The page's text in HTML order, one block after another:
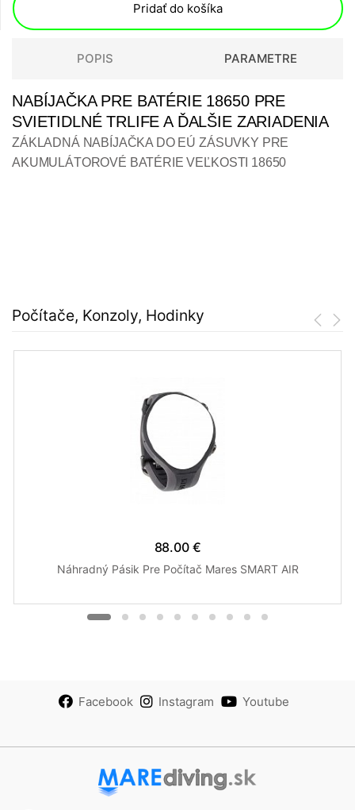
Pridať do košíka
POPIS PARAMETRE
NABÍJAČKA PRE BATÉRIE 18650 PRE
SVIETIDLNÉ TRLIFE A ĎALŠIE ZARIADENIA
ZÁKLADNÁ NABÍJAČKA DO EÚ ZÁSUVKY PRE
AKUMULÁTOROVÉ BATÉRIE VEĽKOSTI 18650
Počítače, Konzoly, Hodinky
88.00 €
Náhradný Pásik Pre Počítač Mares SMART AIR
Facebook Instagram Youtube